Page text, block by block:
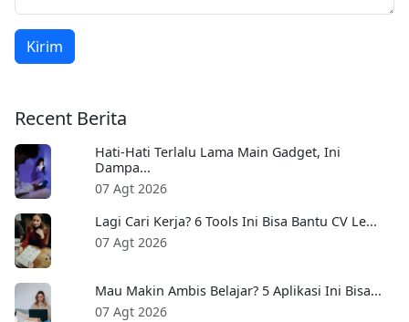
Kirim
Recent Berita
Hati-Hati Terlalu Lama Main Gadget, Ini
Dampa...
07 Agt 2026
Lagi Cari Kerja? 6 Tools Ini Bisa Bantu CV Le...
07 Agt 2026
Mau Makin Ambis Belajar? 5 Aplikasi Ini Bisa...
07 Agt 2026